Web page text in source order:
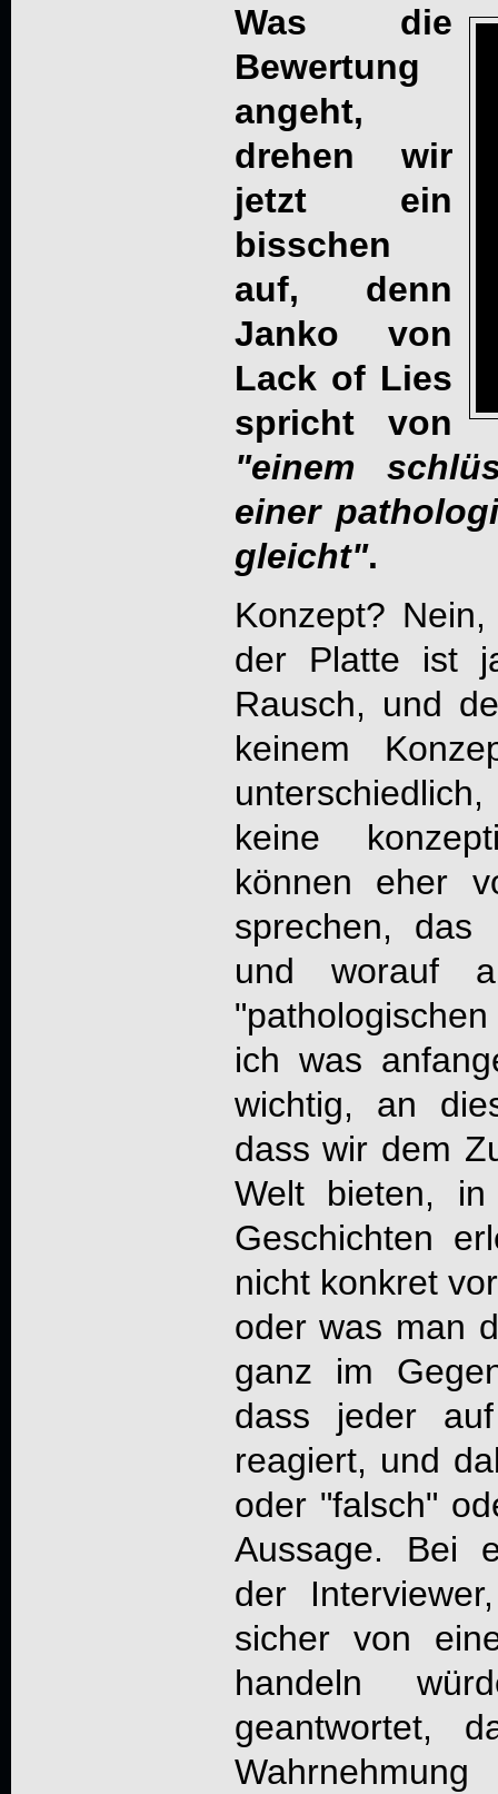
Was die
Bewertung
angeht,
drehen wir
jetzt ein
bisschen
auf, denn
Janko von
Lack of Lies
spricht von
"einem
einer
gleicht".
Konzept?
der Platte ist
Rausch, und
keinem
keine
können eher
sprechen,
und worauf
ich was
wichtig, an
dass wir dem
Welt bieten,
Geschichten
nicht konkret
oder was man
ganz im
dass jeder
reagiert, und
oder "falsch"
Aussage. Bei
der
sicher von
handeln
geantwortet,